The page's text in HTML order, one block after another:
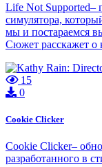
Life Not Supported–
симулятора,
мы и постараемся
Сюжет расскажет о
15
0
Cookie Clicker
Cookie Clicker–
разработанного в